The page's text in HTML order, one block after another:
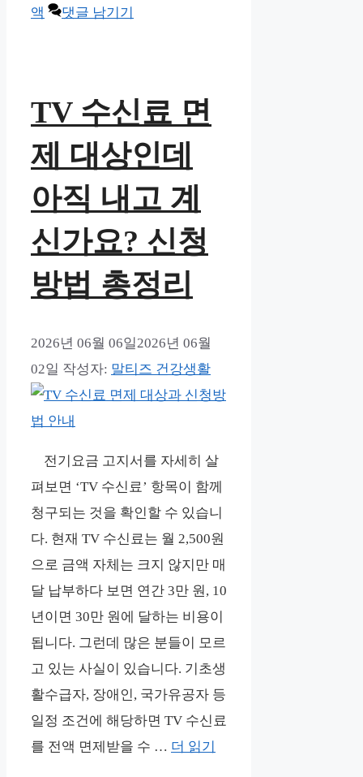
액 댓글 남기기
TV 수신료 면
제 대상인데
아직 내고 계
신가요? 신청
방법 총정리
2026년 06월 06일2026년 06월
02일 작성자: 말티즈 건강생활
전기요금 고지서를 자세히 살
펴보면 ‘TV 수신료’ 항목이 함께
청구되는 것을 확인할 수 있습니
다. 현재 TV 수신료는 월 2,500원
으로 금액 자체는 크지 않지만 매
달 납부하다 보면 연간 3만 원, 10
년이면 30만 원에 달하는 비용이
됩니다. 그런데 많은 분들이 모르
고 있는 사실이 있습니다. 기초생
활수급자, 장애인, 국가유공자 등
일정 조건에 해당하면 TV 수신료
를 전액 면제받을 수 … 더 읽기